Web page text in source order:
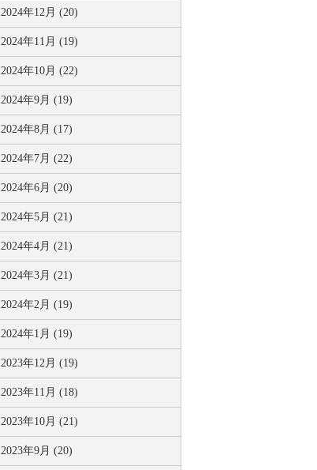
2024年12月 (20)
2024年11月 (19)
2024年10月 (22)
2024年9月 (19)
2024年8月 (17)
2024年7月 (22)
2024年6月 (20)
2024年5月 (21)
2024年4月 (21)
2024年3月 (21)
2024年2月 (19)
2024年1月 (19)
2023年12月 (19)
2023年11月 (18)
2023年10月 (21)
2023年9月 (20)